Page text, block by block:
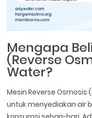
Mengapa
(Reverse
Water?
Mesin Reverse
untuk menyediakan air